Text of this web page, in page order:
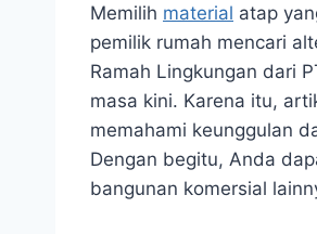
Memilih material atap
pemilik rumah mencari
Ramah Lingkungan dari
masa kini. Karena itu,
memahami keunggulan
Dengan begitu, Anda
bangunan komersial